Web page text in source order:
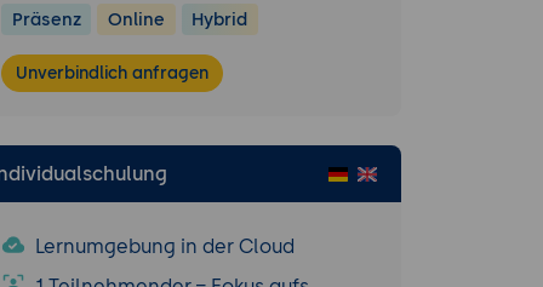
Handling.
wie Google
Präsenz Online Hybrid
Unverbindlich anfragen
Lernumgebung in der Cloud